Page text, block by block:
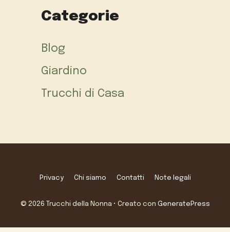
Categorie
Blog
Giardino
Trucchi di Casa
Privacy Chi siamo Contatti Note legali
© 2026 Trucchi della Nonna • Creato con GeneratePress